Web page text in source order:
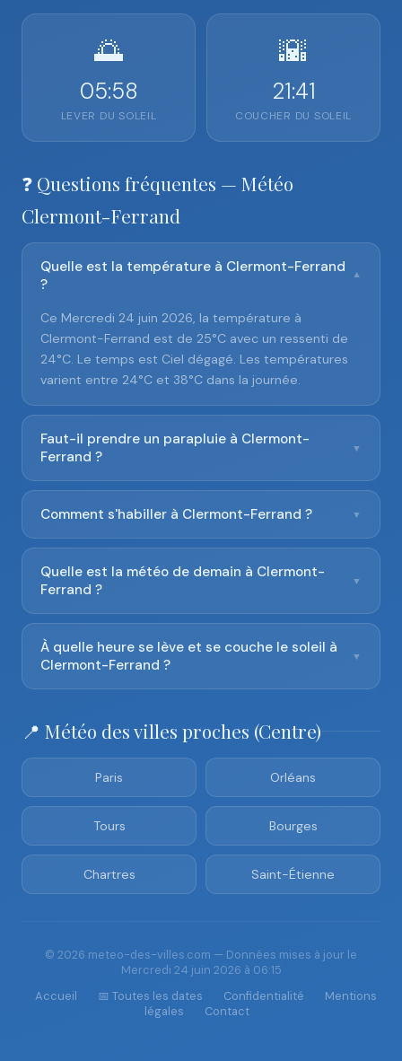
🌅
05:58
LEVER DU SOLEIL
🌇
21:41
COUCHER DU SOLEIL
❓ Questions fréquentes — Météo
Clermont-Ferrand
Quelle est la température à Clermont-Ferrand
?
▼
Ce Mercredi 24 juin 2026, la température à
Clermont-Ferrand est de 25°C avec un ressenti de
24°C. Le temps est Ciel dégagé. Les températures
varient entre 24°C et 38°C dans la journée.
Faut-il prendre un parapluie à Clermont-
Ferrand ?
▼
Comment s'habiller à Clermont-Ferrand ? ▼
Quelle est la météo de demain à Clermont-
Ferrand ?
▼
À quelle heure se lève et se couche le soleil à
Clermont-Ferrand ?
▼
📍 Météo des villes proches (Centre)
Paris Orléans
Tours Bourges
Chartres Saint-Étienne
© 2026 meteo-des-villes.com — Données mises à jour le
Mercredi 24 juin 2026 à 06:15
Accueil
📅 Toutes les dates Confidentialité
Mentions
légales
Contact